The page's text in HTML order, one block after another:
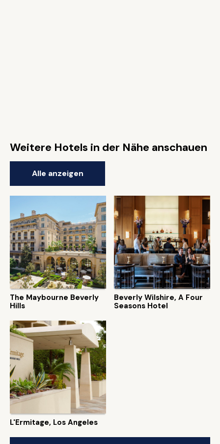
Weitere Hotels in der Nähe anschauen
Alle anzeigen
The Maybourne Beverly
Hills
Beverly Wilshire, A Four
Seasons Hotel
L'Ermitage, Los Angeles